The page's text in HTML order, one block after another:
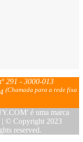
291 - 3000-013
(Chamada para a rede fixa
é uma marca
© Copyright 2023
reserved.